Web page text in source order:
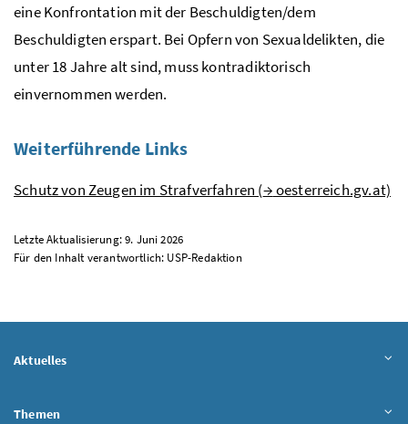
eine Konfrontation mit der Beschuldigten/dem
Beschuldigten erspart. Bei Opfern von Sexualdelikten, die
unter 18 Jahre alt sind, muss kontradiktorisch
einvernommen werden.
Weiterführende Links
Schutz von Zeugen im Strafverfahren (→oesterreich.gv.at)
Letzte Aktualisierung: 9. Juni 2026
Für den Inhalt verantwortlich: USP-Redaktion
Aktuelles
Themen